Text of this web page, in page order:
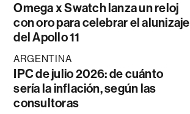
Omega x Swatch lanza un reloj
con oro para celebrar el alunizaje
del Apollo 11
ARGENTINA
IPC de julio 2026: de cuánto
sería la inflación, según las
consultoras